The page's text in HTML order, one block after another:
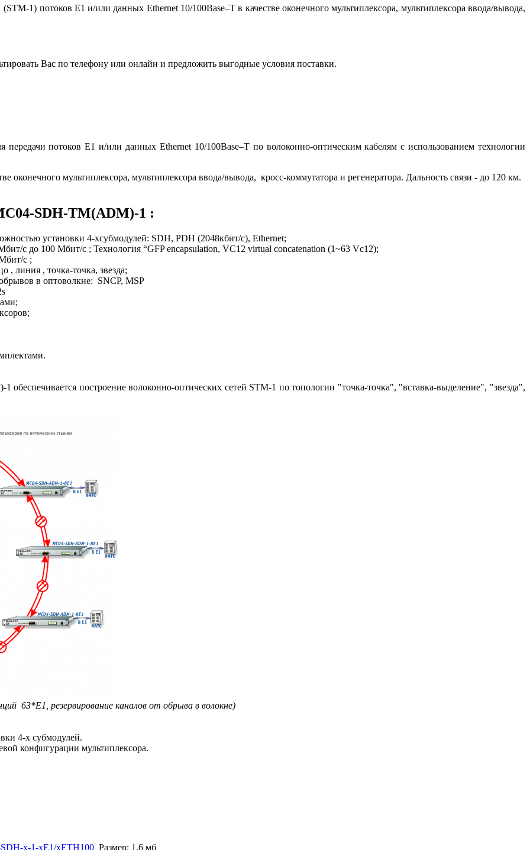
(STM-1) потоков E1 и/или данных Ethernet 10/100Base–Tв качестве оконечного мультиплексора, мультиплексора ввода/вывода,
Вас по телефону или онлайн и предложить выгодные условия поставки.
потоков E1 и/или данных Ethernet 10/100Base–T по волоконно-оптическим кабелям с использованием технологии
оконечного мультиплексора, мультиплексора ввода/вывода, кросс-коммутатора и регенератора. Дальность связи - до 120 км.
SDH-TM(ADM)-1 :
установки 4-хсубмодулей: SDH, PDH (2048кбит/с), Ethernet;
с до 100 Мбит/с ; Технология “GFP encapsulation, VC12 virtual concatenation (1~63 Vc12);
с ;
, линия , точка-точка, звезда;
в оптоволкне: SNCP, MSP
построение волоконно-оптических сетей STM-1 по топологии "точка-точка", "вставка-выделение", "звезда",
63*E1, резервирование каналов от обрыва в волокне)
4-х субмодулей.
конфигурации мультиплексора.
SDH-x-1-xE1/xETH100 Размер: 1,6 мб